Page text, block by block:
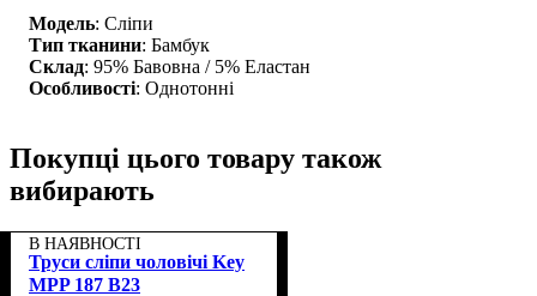
Модель: Сліпи
Тип тканини: Бамбук
Склад: 95% Бавовна / 5% Еластан
Особливості: Однотонні
Покупці цього товару також
вибирають
В НАЯВНОСТІ
Труси сліпи чоловічі Key
MPP 187 B23